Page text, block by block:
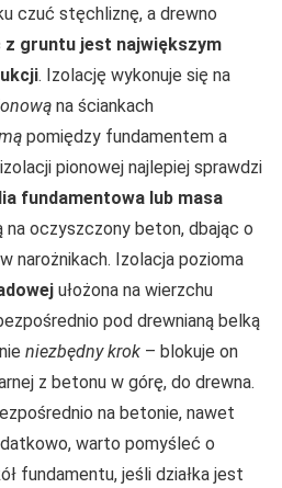
czuć stęchliznę, a drewno
z gruntu jest największym
. Izolację wykonuje się na
na ściankach
pomiędzy fundamentem a
pionowej najlepiej sprawdzi
fundamentowa lub masa
na oczyszczony beton, dbając o
narożnikach. Izolacja pozioma
ułożona na wierzchu
pod drewnianą belką
niezbędny krok – blokuje on
z betonu w górę, do drewna.
na betonie, nawet
warto pomyśleć o
fundamentu, jeśli działka jest